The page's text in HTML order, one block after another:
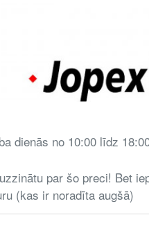
dienās no 10:00 līdz
par šo preci! Bet
(kas ir noradīta augšā)